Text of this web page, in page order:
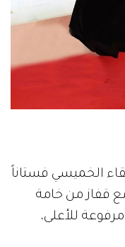
الخميسي فستاناً
قفاز من خامة
للأعلى،